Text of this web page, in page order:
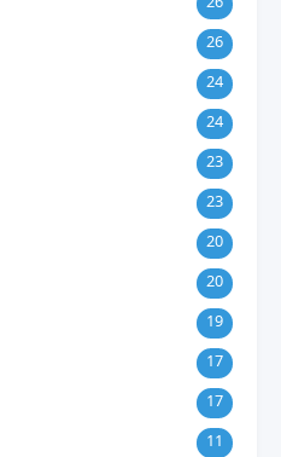
26
24
24
23
23
20
20
19
17
17
11